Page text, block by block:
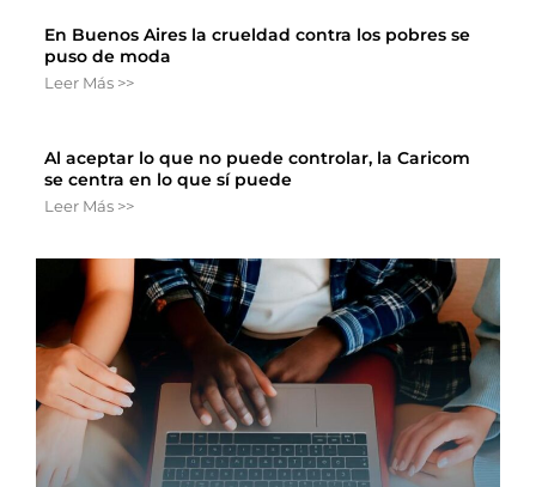
En Buenos Aires la crueldad contra los pobres se
puso de moda
Leer Más >>
Al aceptar lo que no puede controlar, la Caricom
se centra en lo que sí puede
Leer Más >>